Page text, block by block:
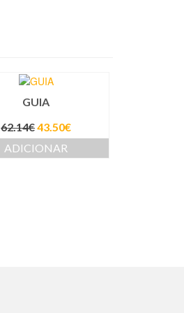
GUIA
62.14€43.50€
ADICIONAR